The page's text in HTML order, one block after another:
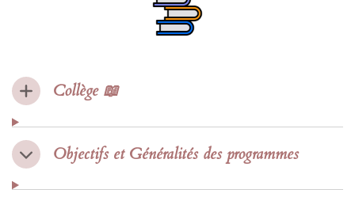
Collège 📖
Objectifs et Généralités des programmes